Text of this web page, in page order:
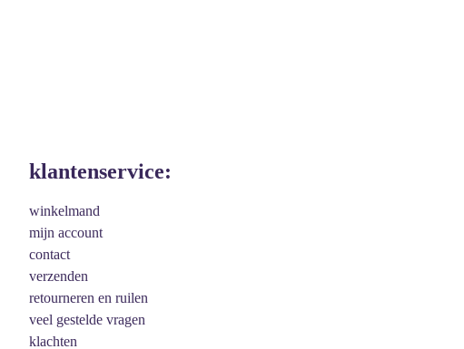
klantenservice:
winkelmand
mijn account
contact
verzenden
retourneren en ruilen
veel gestelde vragen
klachten